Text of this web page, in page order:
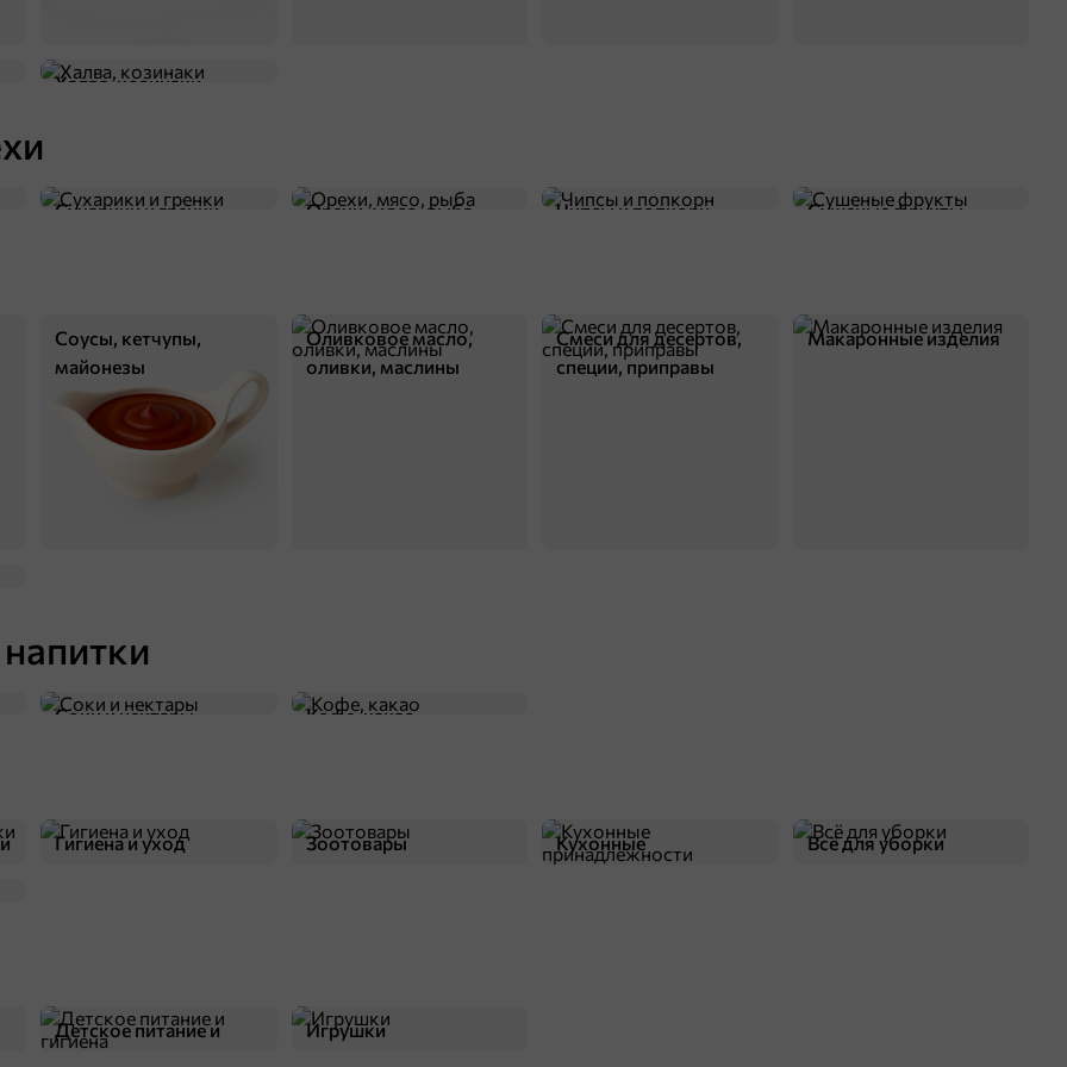
44,2 ₽
В корзину
Халва, козинаки
Сухарики и гренки Орехи, мясо, рыба Чипсы и попкорн Сушеные фрукты
Соусы, кетчупы,
майонезы
Оливковое масло,
оливки, маслины
Смеси для десертов,
специи, приправы
Макаронные изделия
Соки и нектары Кофе, какао
Гигиена и уход Зоотовары
Кухонные
принадлежности
Всё для уборки
Детское питание и
Игрушки